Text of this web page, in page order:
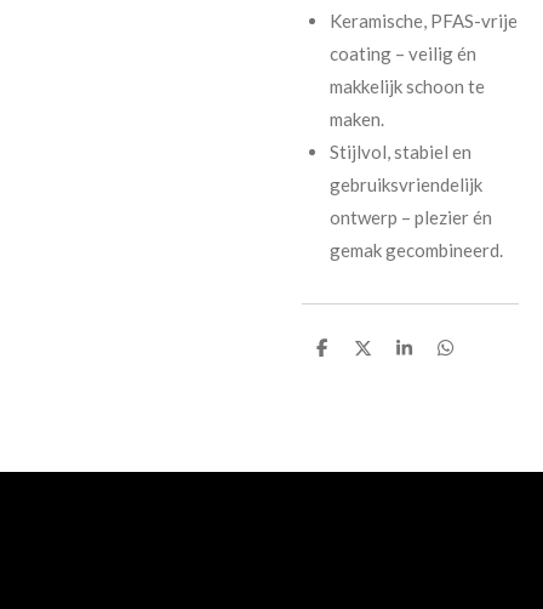
Keramische, PFAS-vrije
coating – veilig én
makkelijk schoon te
maken.
Stijlvol, stabiel en
gebruiksvriendelijk
ontwerp – plezier én
gemak gecombineerd.
D
D
S
D